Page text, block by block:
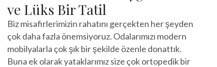
ve Lüks Bir Tatil
Biz misafirlerimizin rahatını gerçekten her şeyden
çok daha fazla önemsiyoruz. Odalarımızı modern
mobilyalarla çok şık bir şekilde özenle donattık.
Buna ek olarak yataklarımız size çok ortopedik bir